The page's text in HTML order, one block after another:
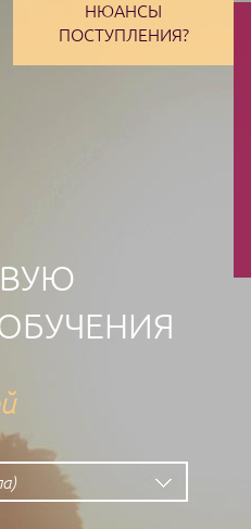
НЮАНСЫ
ПОСТУПЛЕНИЯ?